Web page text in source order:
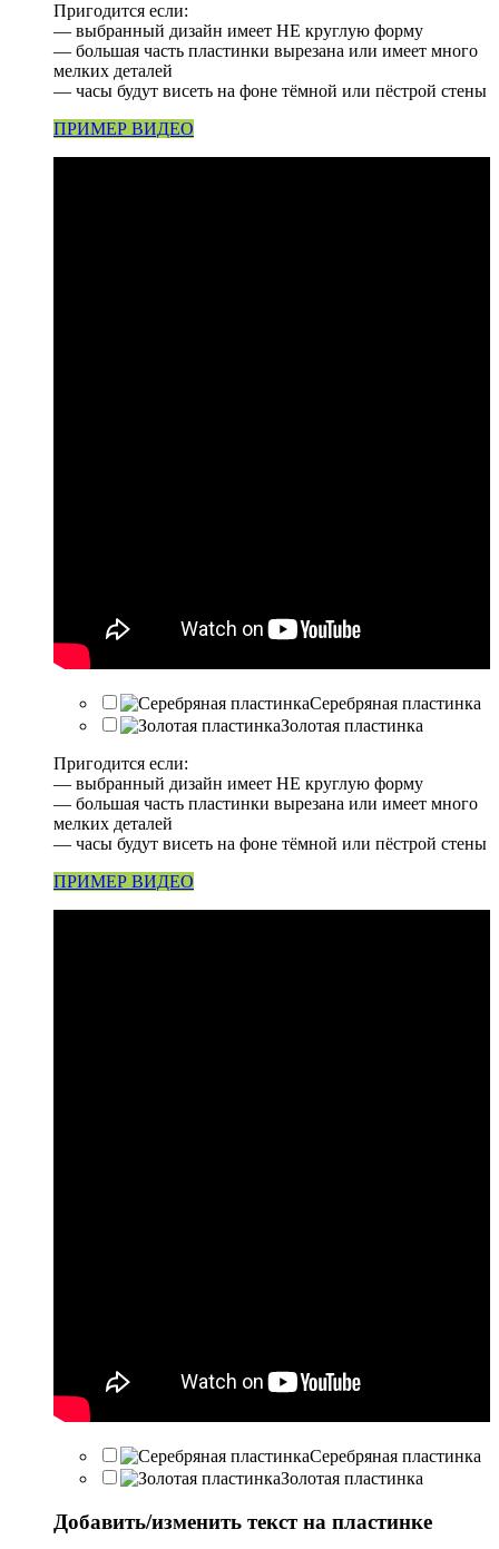
Пригодится если:
— выбранный дизайн имеет НЕ круглую форму
— большая часть пластинки вырезана или имеет много
мелких деталей
— часы будут висеть на фоне тёмной или пёстрой стены
ПРИМЕР ВИДЕО
Серебряная пластинка
Золотая пластинка
Пригодится если:
— выбранный дизайн имеет НЕ круглую форму
— большая часть пластинки вырезана или имеет много
мелких деталей
— часы будут висеть на фоне тёмной или пёстрой стены
ПРИМЕР ВИДЕО
Серебряная пластинка
Золотая пластинка
Добавить/изменить текст на пластинке